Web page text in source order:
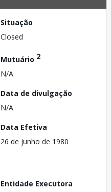
Situação
Closed
Mutuário 2
N/A
Data de divulgação
N/A
Data Efetiva
26 de junho de 1980
Entidade Executora